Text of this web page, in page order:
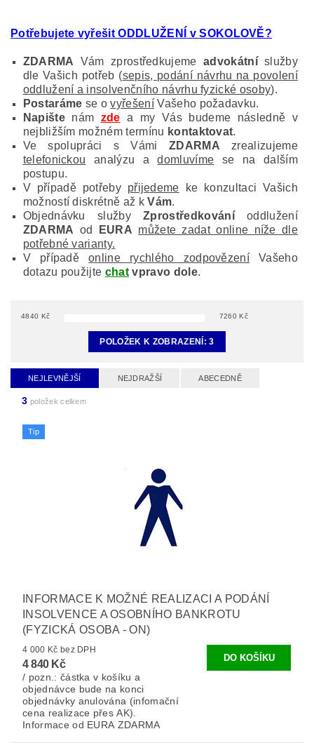
Potřebujete vyřešit ODDLUŽENÍ v SOKOLOVĚ?
ZDARMA Vám zprostředkujeme advokátníslužby
dle Vašich potřeb (sepis, podání návrhu na povolení
oddlužení a insolvenčního návrhu fyzické osoby).
Postaráme se ovyřešeníVašeho požadavku.
Napištenám zde a my Vás budeme následně v
nejbližším možném termínu kontaktovat.
Ve spolupráci s Vámi ZDARMA zrealizujeme
telefonickou analýzu adomluvíme se na dalším
postupu.
V případě potřeby přijedeme ke konzultaci Vašich
možností diskrétně až kVám.
Objednávku služby
Zprostředkováníoddlužení
ZDARMA od EURA můžete zadat online níže dle
potřebné varianty.
V případěonline rychlého zodpovězení Vašeho
dotazu použijte chatvpravo dole.
4840 Kč 7260 Kč
POLOŽEK K ZOBRAZENÍ:3
NEJLEVNĚJŠÍ NEJDRAŽŠÍ ABECEDNĚ
3 položek celkem
Tip
INFORMACE K MOŽNÉ REALIZACI A PODÁNÍ
INSOLVENCE A OSOBNÍHO BANKROTU
(FYZICKÁ OSOBA - ON)
4 000 Kč bez DPH
4 840 Kč
/ pozn.: částka v košíku a
objednávce bude na konci
objednávky anulována (infomační
cena realizace přes AK).
Informace od EURA ZDARMA